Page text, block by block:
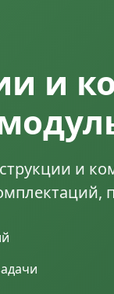
и
и